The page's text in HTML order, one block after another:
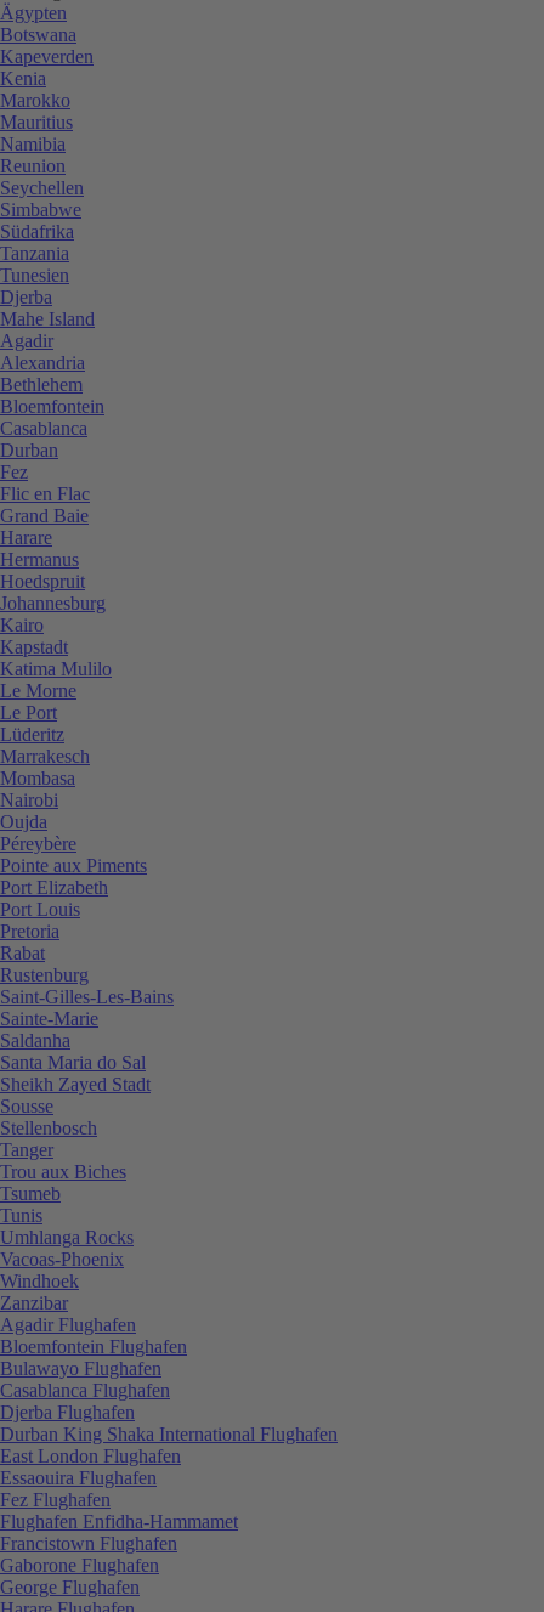
Ägypten
Botswana
Kapeverden
Kenia
Marokko
Mauritius
Namibia
Reunion
Seychellen
Simbabwe
Südafrika
Tanzania
Tunesien
Djerba
Mahe Island
Agadir
Alexandria
Bethlehem
Bloemfontein
Casablanca
Durban
Fez
Flic en Flac
Grand Baie
Harare
Hermanus
Hoedspruit
Johannesburg
Kairo
Kapstadt
Katima Mulilo
Le Morne
Le Port
Lüderitz
Marrakesch
Mombasa
Nairobi
Oujda
Péreybère
Pointe aux Piments
Port Elizabeth
Port Louis
Pretoria
Rabat
Rustenburg
Saint-Gilles-Les-Bains
Sainte-Marie
Saldanha
Santa Maria do Sal
Sheikh Zayed Stadt
Sousse
Stellenbosch
Tanger
Trou aux Biches
Tsumeb
Tunis
Umhlanga Rocks
Vacoas-Phoenix
Windhoek
Zanzibar
Agadir Flughafen
Bloemfontein Flughafen
Bulawayo Flughafen
Casablanca Flughafen
Djerba Flughafen
Durban King Shaka International Flughafen
East London Flughafen
Essaouira Flughafen
Fez Flughafen
Flughafen Enfidha-Hammamet
Francistown Flughafen
Gaborone Flughafen
George Flughafen